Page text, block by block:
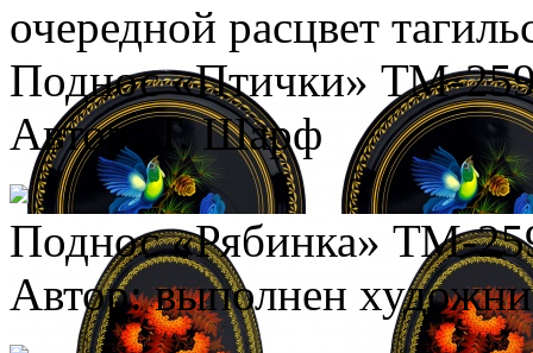
очередной расцвет
Поднос «Птички» ТМ-
Автор: Т. Шарф
Поднос «Рябинка» ТМ-
Автор: выполнен